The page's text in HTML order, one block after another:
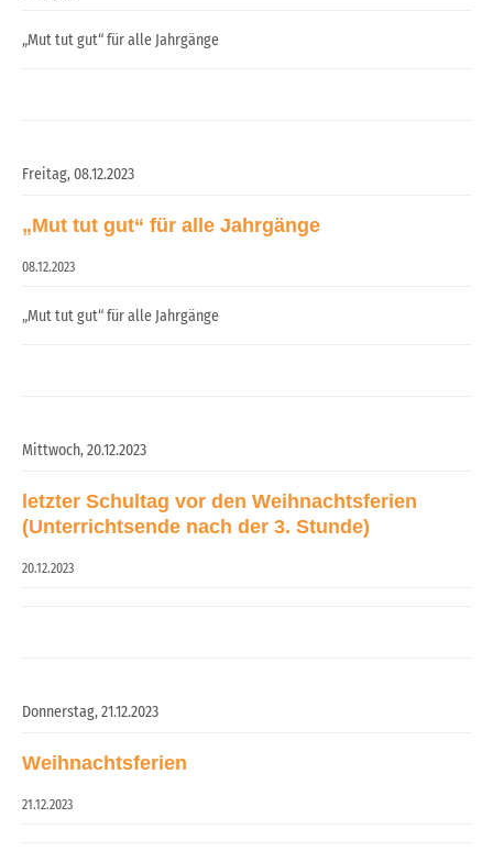
„Mut tut gut“ für alle Jahrgänge
Freitag,08.12.2023
„Mut tut gut“ für alle Jahrgänge
08.12.2023
„Mut tut gut“ für alle Jahrgänge
Mittwoch,20.12.2023
letzter Schultag vor den Weihnachtsferien
(Unterrichtsende nach der 3. Stunde)
20.12.2023
Donnerstag,21.12.2023
Weihnachtsferien
21.12.2023